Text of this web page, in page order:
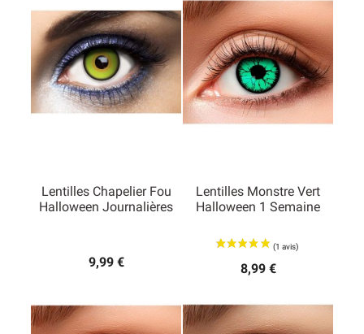
Lentilles Chapelier Fou
Halloween Journalières
9,99 €
Lentilles Monstre Vert
Halloween 1 Semaine
8,99 €